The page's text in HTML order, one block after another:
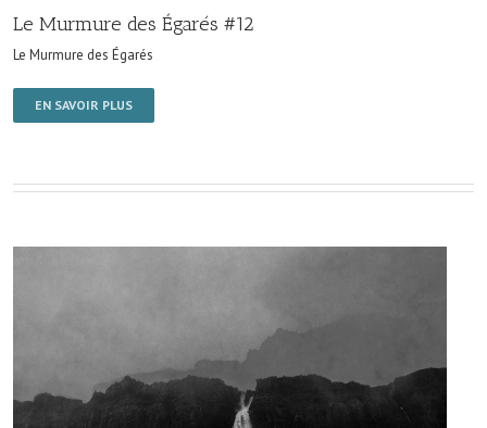
Le Murmure des Égarés #12
Le Murmure des Égarés
EN SAVOIR PLUS